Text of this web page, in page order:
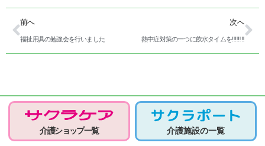
前へ
福祉用具の勉強会を行いました
次へ
熱中症対策の一つに飲水タイムを‼‼‼‼
介護ショップ一覧 介護施設の一覧